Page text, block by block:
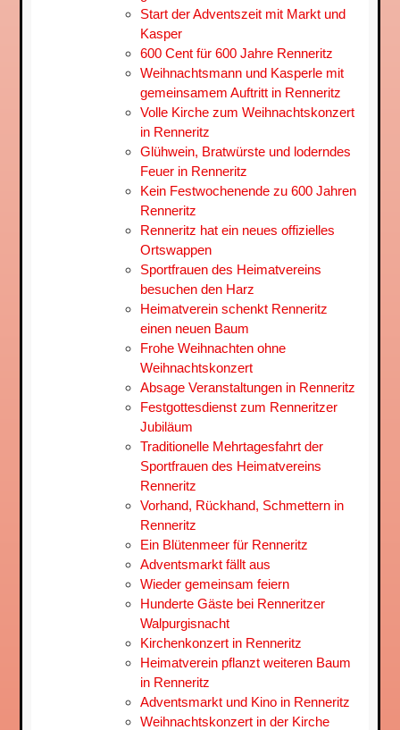
Start der Adventszeit mit Markt und
Kasper
600 Cent für 600 Jahre Renneritz
Weihnachtsmann und Kasperle mit
gemeinsamem Auftritt in Renneritz
Volle Kirche zum Weihnachtskonzert
in Renneritz
Glühwein, Bratwürste und loderndes
Feuer in Renneritz
Kein Festwochenende zu 600 Jahren
Renneritz
Renneritz hat ein neues offizielles
Ortswappen
Sportfrauen des Heimatvereins
besuchen den Harz
Heimatverein schenkt Renneritz
einen neuen Baum
Frohe Weihnachten ohne
Weihnachtskonzert
Absage Veranstaltungen in Renneritz
Festgottesdienst zum Renneritzer
Jubiläum
Traditionelle Mehrtagesfahrt der
Sportfrauen des Heimatvereins
Renneritz
Vorhand, Rückhand, Schmettern in
Renneritz
Ein Blütenmeer für Renneritz
Adventsmarkt fällt aus
Wieder gemeinsam feiern
Hunderte Gäste bei Renneritzer
Walpurgisnacht
Kirchenkonzert in Renneritz
Heimatverein pflanzt weiteren Baum
in Renneritz
Adventsmarkt und Kino in Renneritz
Weihnachtskonzert in der Kirche